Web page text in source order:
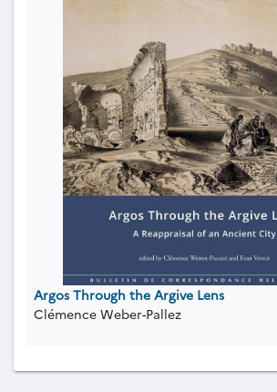
Argos Through the Argive Lens
Clémence Weber-Pallez